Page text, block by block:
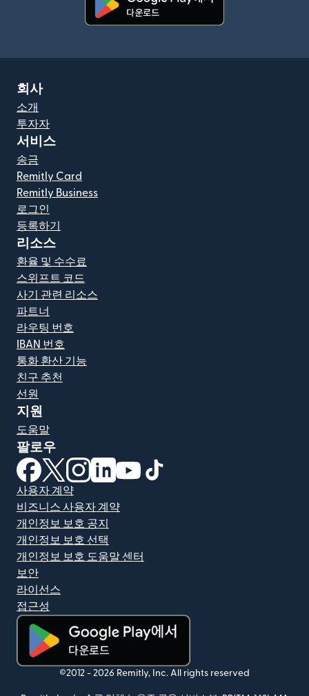
회사
소개
투자자
서비스
송금
Remitly Card
Remitly Business
로그인
등록하기
리소스
환율 및 수수료
스위프트 코드
사기 관련 리소스
파트너
라우팅 번호
IBAN 번호
통화 환산 기능
친구 추천
선원
지원
도움말
팔로우
(새 창에서 열림)
(새 창에서 열림)
(새 창에서 열림)
(새 창에서 열림)
(새 창에서 열림)
사용자 계약
비즈니스 사용자 계약
개인정보 보호 공지
개인정보 보호 선택
개인정보 보호 도움말 센터
보안
라이선스
접근성
(새 창에서 열림)
©2012 - 2026 Remitly, Inc. All rights reserved